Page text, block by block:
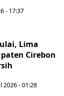
- 17:37
Lima
Cirebon
2026 - 01:28